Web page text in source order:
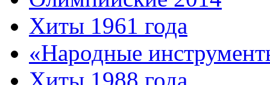
Хиты 1961 года
«Народные